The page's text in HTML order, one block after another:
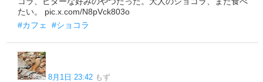
たい。 pic.x.com/N8pVck803o
#カフェ
#ショコラ
8月1日 23:42 もず